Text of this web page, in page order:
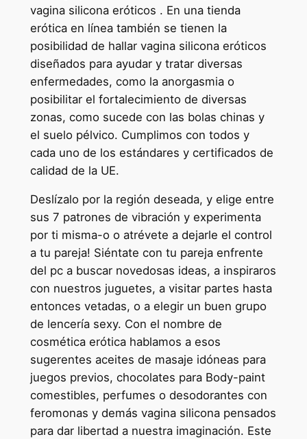
vagina silicona eróticos . En una tienda
erótica en línea también se tienen la
posibilidad de hallar vagina silicona eróticos
diseñados para ayudar y tratar diversas
enfermedades, como la anorgasmia o
posibilitar el fortalecimiento de diversas
zonas, como sucede con las bolas chinas y
el suelo pélvico. Cumplimos con todos y
cada uno de los estándares y certificados de
calidad de la UE.
Deslízalo por la región deseada, y elige entre
sus 7 patrones de vibración y experimenta
por ti misma-o o atrévete a dejarle el control
a tu pareja! Siéntate con tu pareja enfrente
del pc a buscar novedosas ideas, a inspiraros
con nuestros juguetes, a visitar partes hasta
entonces vetadas, o a elegir un buen grupo
de lencería sexy. Con el nombre de
cosmética erótica hablamos a esos
sugerentes aceites de masaje idóneas para
juegos previos, chocolates para Body-paint
comestibles, perfumes o desodorantes con
feromonas y demás vagina silicona pensados
para dar libertad a nuestra imaginación. Este